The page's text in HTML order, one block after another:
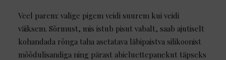
Veel parem: valige pigem veidi suurem kui veidi
väiksem. Sõrmust, mis istub pisut vabalt, saab ajutiselt
kohandada rõnga taha asetatava läbipaistva silikoonist
mõõdulisandiga ning pärast abieluettepanekut täpseks